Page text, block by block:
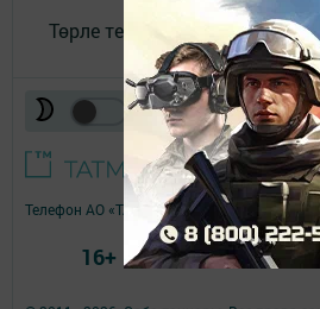
Төрле темалар
Телефон АО «ТАТМЕДИА»: (843) 222 09 84
16+